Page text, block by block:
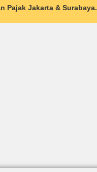
Pajak Jakarta & Surabaya.